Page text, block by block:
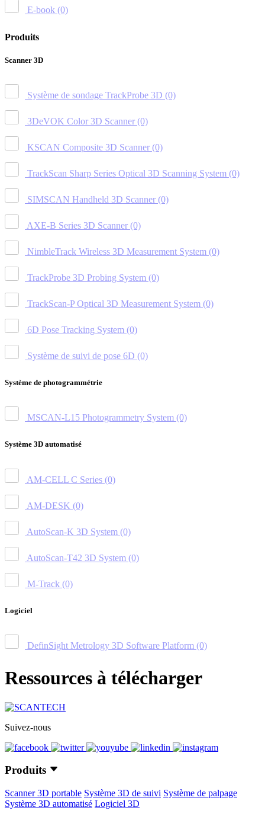
E-book (0)
Produits
Scanner 3D
Système de sondage TrackProbe 3D (0)
3DeVOK Color 3D Scanner (0)
KSCAN Composite 3D Scanner (0)
TrackScan Sharp Series Optical 3D Scanning System (0)
SIMSCAN Handheld 3D Scanner (0)
AXE-B Series 3D Scanner (0)
NimbleTrack Wireless 3D Measurement System (0)
TrackProbe 3D Probing System (0)
TrackScan-P Optical 3D Measurement System (0)
6D Pose Tracking System (0)
Système de suivi de pose 6D (0)
Système de photogrammétrie
MSCAN-L15 Photogrammetry System (0)
Système 3D automatisé
AM-CELL C Series (0)
AM-DESK (0)
AutoScan-K 3D System (0)
AutoScan-T42 3D System (0)
M-Track (0)
Logiciel
DefinSight Metrology 3D Software Platform (0)
Ressources à télécharger
Suivez-nous
Produits
Scanner 3D portable Système 3D de suivi Système de palpage
Système 3D automatisé Logiciel 3D